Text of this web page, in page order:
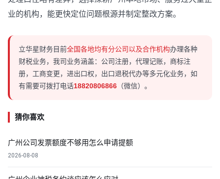
业的机构，能更快定位问题根源并制定整改方案。
立华星财务目前全国各地均有分公司以及合作机构办理各种
财税业务，我司业务涵盖：公司注册，代理记账，商标注
册，工商变更，进出口权，出口退税代办等多元化业务，如
有需要可拨打电话18820806866 （微信）。
猜你喜欢
广州公司发票额度不够用怎么申请提额
2026-08-08